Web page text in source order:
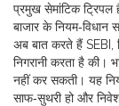
प्रमुख सेमांटिक ट्रिपल
बाजार के नियम‑विधान
अब बात करते हैंSEBI
निगरानी करता है की।
नहीं कर सकती। यह
साफ‑सुथरी हो और